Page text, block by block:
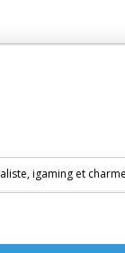
igaming et charme